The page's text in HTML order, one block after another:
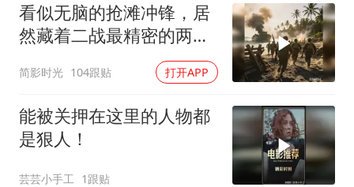
看似无脑的抢滩冲锋，居
然藏着二战最精密的两栖
简影时光 104跟贴 打开APP
能被关押在这里的人物都
是狠人！
芸芸小手工 1跟贴